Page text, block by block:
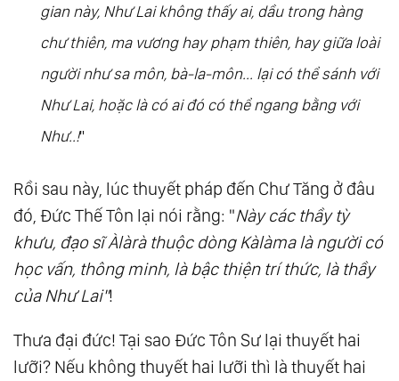
Như Lai?
122. Mi Tiên Vấn Ðáp: Câu 115. Quả Đất
Dường Như Có Tâm Thức?
123.Mi Tiên Vấn Ðáp: Câu 116. Đức Phật
Thuyết Về Bố Thí Là Để Nhận Được Lợi Lộc
124. Mi Tiên Vấn Ðáp: Câu 117. Tại Sao Đức
Thế Tôn Không Muốn Thuyết Pháp Sau Khi
Đắc Đạo?
125. Mi Tiên Vấn Ðáp: Câu 118. Ai Là Thầy Của
126.Mi Tiên Vấn Ðáp: Câu 119. Thế Nào Gọi Là
Sa-Môn?
gian này, Như Lai không thấy ai, dầu trong hàng
chư thiên, ma vương hay phạm thiên, hay giữa loài
người như sa môn, bà-la-môn... lại có thể sánh với
Như Lai, hoặc là có ai đó có thể ngang bằng với
Như..!"
Rồi sau này, lúc thuyết pháp đến Chư Tăng ở đâu
đó, Đức Thế Tôn lại nói rằng: "Này các thầy tỳ
khưu, đạo sĩ Àlàrà thuộc dòng Kàlàma là người có
học vấn, thông minh, là bậc thiện trí thức, là thầy
của Như Lai"!
Thưa đại đức! Tại sao Đức Tôn Sư lại thuyết hai
lưỡi? Nếu không thuyết hai lưỡi thì là thuyết hai